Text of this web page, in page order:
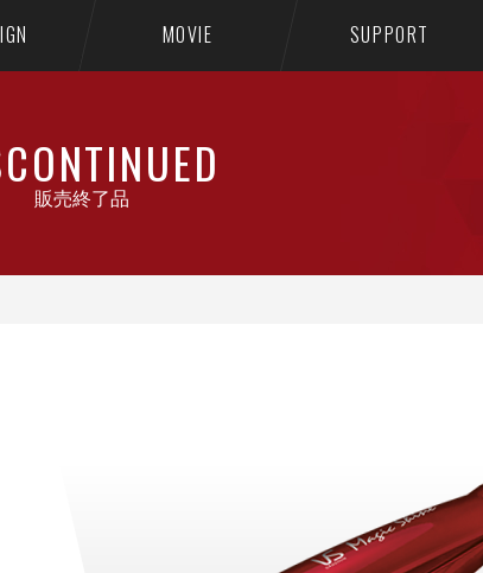
MOVIE SUPPORT
販売終了品